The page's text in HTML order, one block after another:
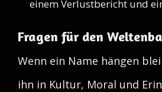
einem Verlustbericht und
Fragen für den
Wenn ein Name hängen
ihn in Kultur, Moral und